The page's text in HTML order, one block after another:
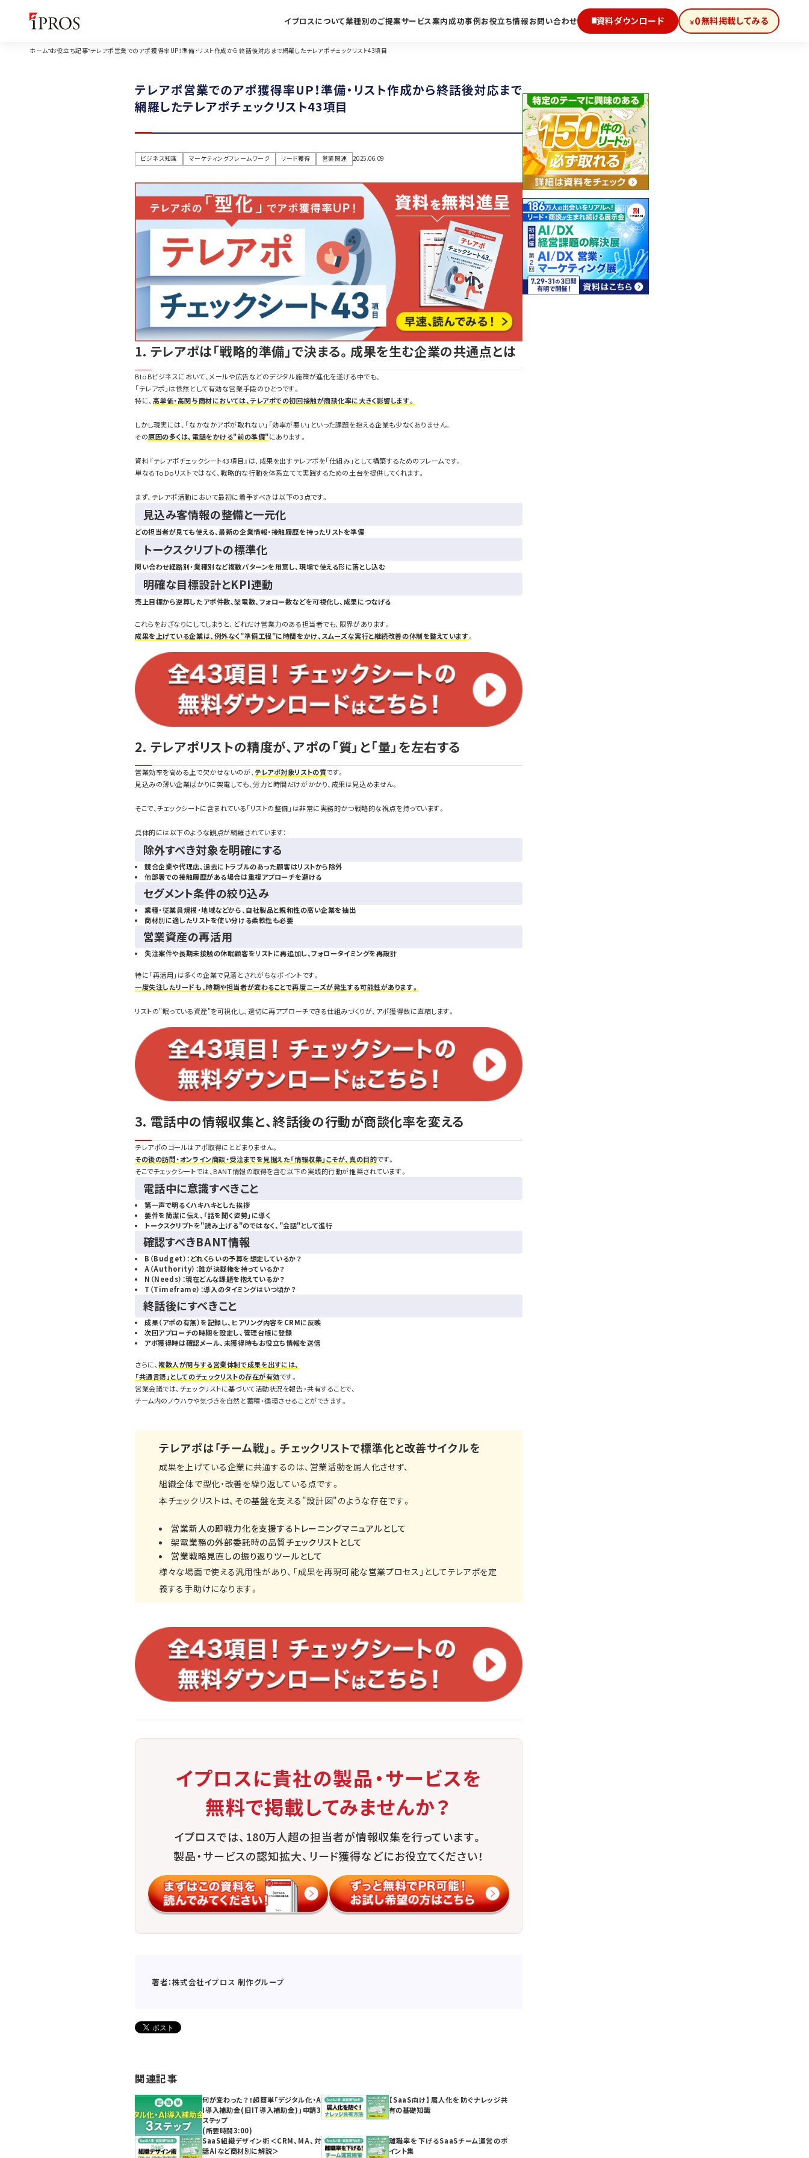
イプロスについて業種別のご提案サービス案内成功事例お役立ち情報お問い合わせ 資料ダウンロード ￥0無料掲載してみる
ホーム お役立ち記事 テレアポ営業でのアポ獲得率UP！準備・リスト作成から終話後対応まで網羅したテレアポチェックリスト43項目
テレアポ営業でのアポ獲得率UP！準備・リスト作成から終話後対応まで
網羅したテレアポチェックリスト43項目
ビジネス知識 マーケティングフレームワーク リード獲得 営業関連 2025.06.09
1. テレアポは「戦略的準備」で決まる。成果を生む企業の共通点とは
BtoBビジネスにおいて、メールや広告などのデジタル施策が進化を遂げる中でも、
「テレアポ」は依然として有効な営業手段のひとつです。
特に、 高単価・高関与商材においては、テレアポでの初回接触が商談化率に大きく影響します。
しかし現実には、「なかなかアポが取れない」「効率が悪い」といった課題を抱える企業も少なくありません。
その原因の多くは、電話をかける"前の準備"にあります。
資料『テレアポチェックシート43項目』は、成果を出すテレアポを「仕組み」として構築するためのフレームです。
単なるToDoリストではなく、戦略的な行動を体系立てて実践するための土台を提供してくれます。
まず、テレアポ活動において最初に着手すべきは以下の3点です。
見込み客情報の整備と一元化
どの担当者が見ても使える、最新の企業情報・接触履歴を持ったリストを準備
トークスクリプトの標準化
問い合わせ経路別・業種別など複数パターンを用意し、現場で使える形に落とし込む
明確な目標設計とKPI連動
売上目標から逆算したアポ件数、架電数、フォロー数などを可視化し、成果につなげる
これらをおざなりにしてしまうと、どれだけ営業力のある担当者でも、限界があります。
成果を上げている企業は、例外なく"準備工程"に時間をかけ、スムーズな実行と継続改善の体制を整えています。
2. テレアポリストの精度が、アポの「質」と「量」を左右する
営業効率を高める上で欠かせないのが、 テレアポ対象リストの質です。
見込みの薄い企業ばかりに架電しても、労力と時間だけがかかり、成果は見込めません。
そこで、チェックシートに含まれている「リストの整備」は非常に実務的かつ戦略的な視点を持っています。
具体的には以下のような観点が網羅されています：
除外すべき対象を明確にする
競合企業や代理店、過去にトラブルのあった顧客はリストから除外
他部署での接触履歴がある場合は重複アプローチを避ける
セグメント条件の絞り込み
業種・従業員規模・地域などから、自社製品と親和性の高い企業を抽出
商材別に適したリストを使い分ける柔軟性も必要
営業資産の再活用
失注案件や長期未接触の休眠顧客をリストに再追加し、フォロータイミングを再設計
特に「再活用」は多くの企業で見落とされがちなポイントです。
一度失注したリードも、時期や担当者が変わることで再度ニーズが発生する可能性があります。
リストの"眠っている資産"を可視化し、適切に再アプローチできる仕組みづくりが、アポ獲得数に直結します。
3. 電話中の情報収集と、終話後の行動が商談化率を変える
テレアポのゴールはアポ取得にとどまりません。
その後の訪問・オンライン商談・受注までを見据えた「情報収集」こそが、真の目的です。
そこでチェックシートでは、BANT情報の取得を含む以下の実践的行動が推奨されています。
電話中に意識すべきこと
第一声で明るくハキハキとした挨拶
要件を簡潔に伝え、「話を聞く姿勢」に導く
トークスクリプトを"読み上げる"のではなく、"会話"として進行
確認すべきBANT情報
B（Budget）：どれくらいの予算を想定しているか？
A（Authority）：誰が決裁権を持っているか？
N（Needs）：現在どんな課題を抱えているか？
T（Timeframe）：導入のタイミングはいつ頃か？
終話後にすべきこと
成果（アポの有無）を記録し、ヒアリング内容をCRMに反映
次回アプローチの時期を設定し、管理台帳に登録
アポ獲得時は確認メール、未獲得時もお役立ち情報を送信
さらに、複数人が関与する営業体制で成果を出すには、
「共通言語」としてのチェックリストの存在が有効です。
営業会議では、チェックリストに基づいて活動状況を報告・共有することで、
チーム内のノウハウや気づきを自然と蓄積・循環させることができます。
テレアポは「チーム戦」。チェックリストで標準化と改善サイクルを
成果を上げている企業に共通するのは、営業活動を属人化させず、
組織全体で型化・改善を繰り返している点です。
本チェックリストは、その基盤を支える"設計図"のような存在です。
営業新人の即戦力化を支援するトレーニングマニュアルとして
架電業務の外部委託時の品質チェックリストとして
営業戦略見直しの振り返りツールとして
様々な場面で使える汎用性があり、「成果を再現可能な営業プロセス」としてテレアポを定
義する手助けになります。
イプロスに貴社の製品・サービスを
無料で掲載してみませんか？
イプロスでは、180万人超の担当者が情報収集を行っています。
製品・サービスの認知拡大、リード獲得などにお役立てください！
著者：株式会社イプロス 制作グループ
関連記事
何が変わった？！超簡単「デジタル化・A
I導入補助金(旧IT導入補助金)」申請3
ステップ
(所要時間3:00)
【SaaS向け】属人化を防ぐナレッジ共
有の基礎知識
SaaS組織デザイン術＜CRM、MA、対
話AIなど商材別に解説＞
離職率を下げるSaaSチーム運営のポ
イント集